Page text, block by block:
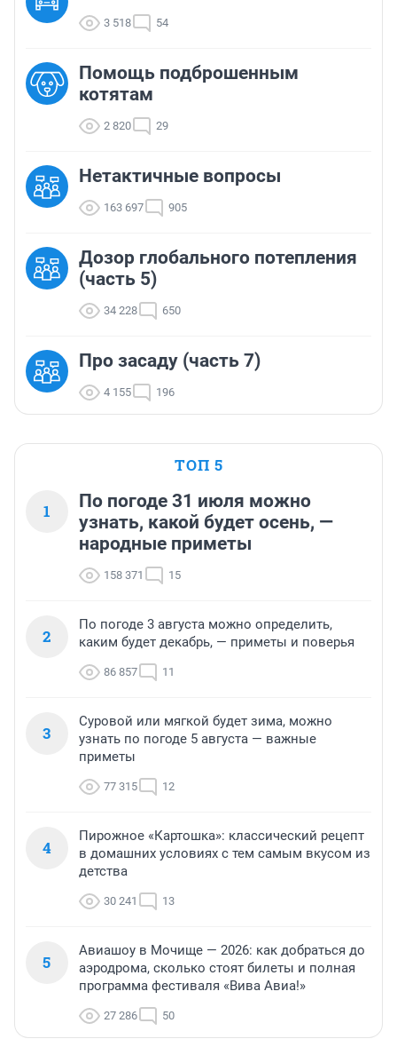
3 518 54
Помощь подброшенным
котятам
2 820 29
Нетактичные вопросы
163 697 905
Дозор глобального потепления
(часть 5)
34 228 650
Про засаду (часть 7)
4 155 196
ТОП 5
1
По погоде 31 июля можно
узнать, какой будет осень, —
народные приметы
158 371 15
2
По погоде 3 августа можно определить,
каким будет декабрь, — приметы и поверья
86 857 11
3
Суровой или мягкой будет зима, можно
узнать по погоде 5 августа — важные
приметы
77 315 12
4
Пирожное «Картошка»: классический рецепт
в домашних условиях с тем самым вкусом из
детства
30 241 13
5
Авиашоу в Мочище — 2026: как добраться до
аэродрома, сколько стоят билеты и полная
программа фестиваля «Вива Авиа!»
27 286 50